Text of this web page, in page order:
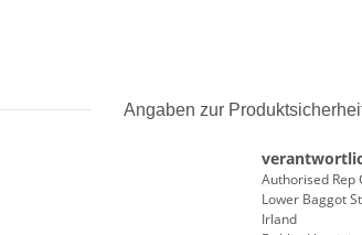
Angaben zur
Authorised Rep
Lower Baggot
Irland